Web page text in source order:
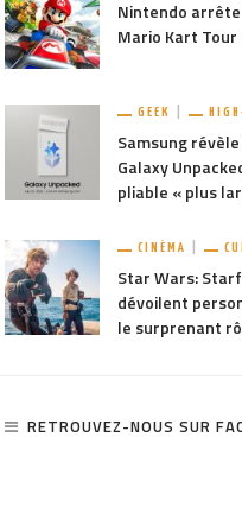
Nintendo
Mario Kart
GEEK
Samsung
Galaxy
pliable « plus
CINÉMA
Star Wars:
dévoilent
le surprenant
RETROUVEZ-NOUS SUR